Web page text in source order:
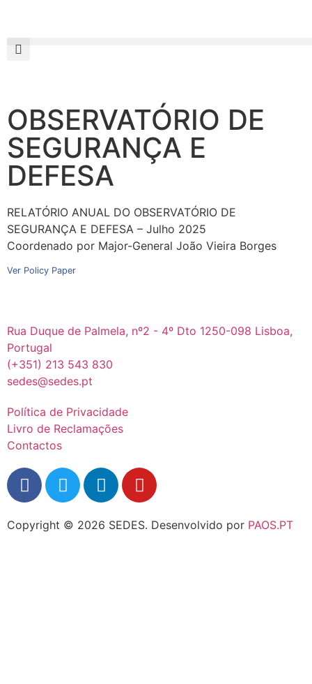
OBSERVATÓRIO DE
SEGURANÇA E
DEFESA
RELATÓRIO ANUAL DO OBSERVATÓRIO DE
SEGURANÇA E DEFESA – Julho 2025
Coordenado por Major-General João Vieira Borges
Ver Policy Paper
Rua Duque de Palmela, nº2 - 4º Dto 1250-098 Lisboa,
Portugal
(+351) 213 543 830
sedes@sedes.pt
Política de Privacidade
Livro de Reclamações
Contactos
Copyright © 2026 SEDES. Desenvolvido por PAOS.PT